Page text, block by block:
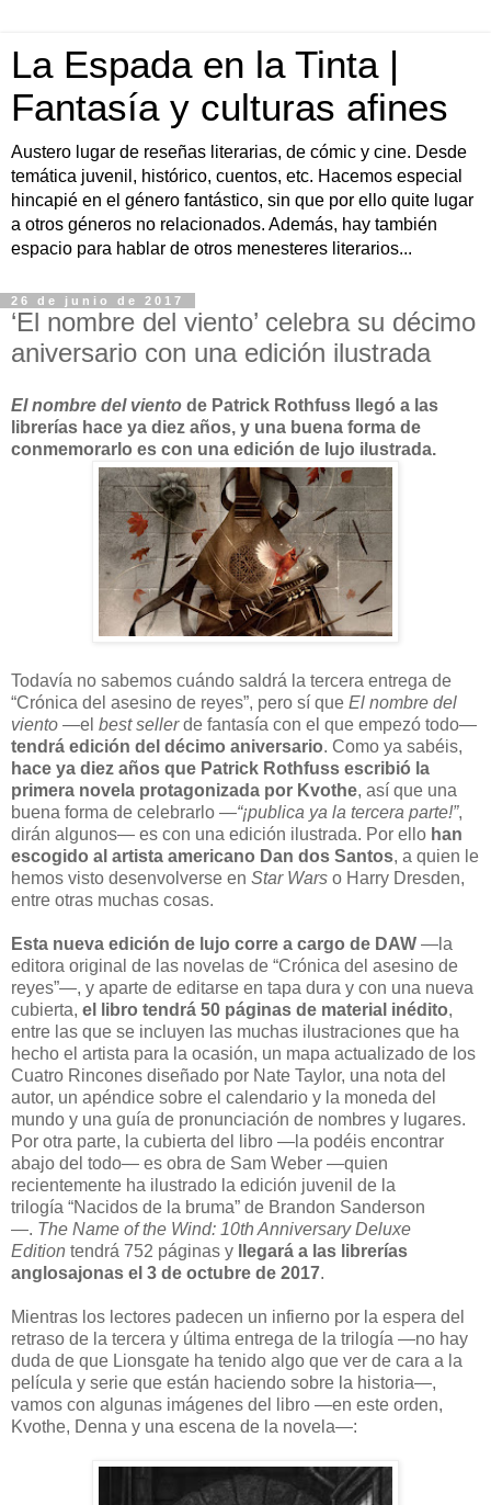
La Espada en la Tinta |
Fantasía y culturas afines
Austero lugar de reseñas literarias, de cómic y cine. Desde
temática juvenil, histórico, cuentos, etc. Hacemos especial
hincapié en el género fantástico, sin que por ello quite lugar
a otros géneros no relacionados. Además, hay también
espacio para hablar de otros menesteres literarios...
26 de junio de 2017
‘El nombre del viento’ celebra su décimo
aniversario con una edición ilustrada
El nombre del viento de Patrick Rothfuss llegó a las
librerías hace ya diez años, y una buena forma de
conmemorarlo es con una edición de lujo ilustrada.
Todavía no sabemos cuándo saldrá la tercera entrega de
“Crónica del asesino de reyes”, pero sí que El nombre del
viento —el best sellerde fantasía con el que empezó todo—
tendrá edición del décimo aniversario. Como ya sabéis,
hace ya diez años que Patrick Rothfuss escribió la
primera novela protagonizada por Kvothe, así que una
buena forma de celebrarlo —“¡publica ya la tercera parte!”,
dirán algunos— es con una edición ilustrada. Por ello han
escogido al artista americano Dan dos Santos, a quien le
hemos visto desenvolverse en Star Wars o Harry Dresden,
entre otras muchas cosas.
Esta nueva edición de lujo corre a cargo de DAW —la
editora original de las novelas de “Crónica del asesino de
reyes”—, y aparte de editarse en tapa dura y con una nueva
cubierta, el libro tendrá 50 páginas de material inédito,
entre las que se incluyen las muchas ilustraciones que ha
hecho el artista para la ocasión, un mapa actualizado de los
Cuatro Rincones diseñado por Nate Taylor, una nota del
autor, un apéndice sobre el calendario y la moneda del
mundo y una guía de pronunciación de nombres y lugares.
Por otra parte, la cubierta del libro —la podéis encontrar
abajo del todo— es obra de Sam Weber —quien
recientemente ha ilustrado la edición juvenil de la
trilogía “Nacidos de la bruma” de Brandon Sanderson
—. The Name of the Wind: 10th Anniversary Deluxe
Edition tendrá 752 páginas y
llegará a las librerías
anglosajonas el 3 de octubre de 2017.
Mientras los lectores padecen un infierno por la espera del
retraso de la tercera y última entrega de la trilogía —no hay
duda de que Lionsgate ha tenido algo que ver de cara a la
película y serie que están haciendo sobre la historia—,
vamos con algunas imágenes del libro —en este orden,
Kvothe, Denna y una escena de la novela—: